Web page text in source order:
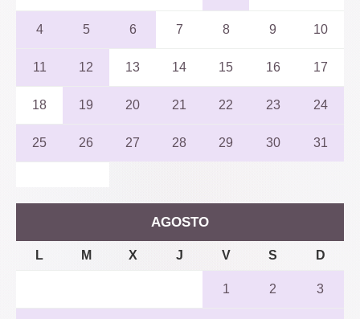
4 5 6 7 8 9 10
11 12 13 14 15 16 17
18 19 20 21 22 23 24
25 26 27 28 29 30 31
AGOSTO
L M X J V S D
1 2 3